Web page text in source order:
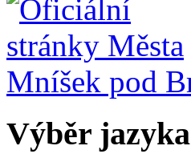
Výběr jazyka